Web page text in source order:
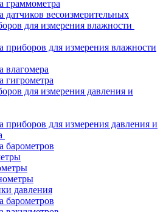
граммометра
датчиков весоизмерительных
для измерения влажности
приборов для измерения влажности
влагомера
гигрометра
для измерения давления и
приборов для измерения давления и
барометров
давления
барометров